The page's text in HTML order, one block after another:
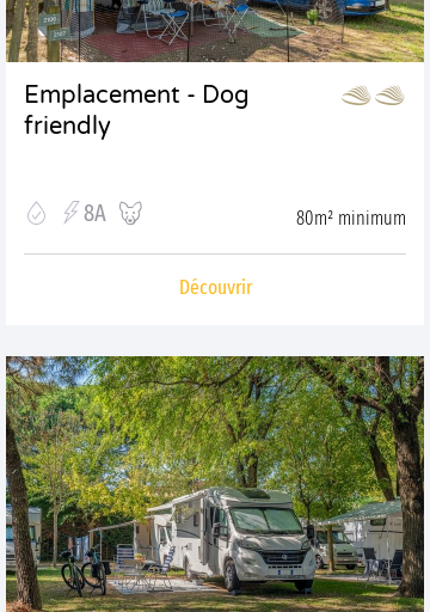
Emplacement - Dog
friendly
8A 80m² minimum
Découvrir